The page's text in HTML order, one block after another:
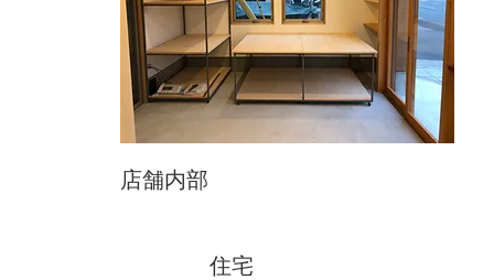
店舗内部
住宅